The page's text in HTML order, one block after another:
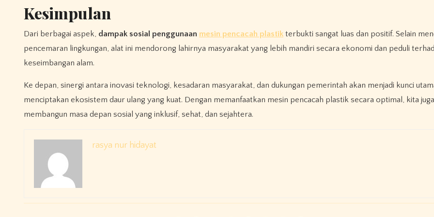
Kesimpulan
Dari berbagai aspek, dampak sosial penggunaan mesin pencacah plastik terbukti sangat luas dan positif. Selain
pencemaran lingkungan, alat ini mendorong lahirnya masyarakat yang lebih mandiri secara ekonomi dan peduli
keseimbangan alam.
Ke depan, sinergi antara inovasi teknologi, kesadaran masyarakat, dan dukungan pemerintah akan menjadi kunci
menciptakan ekosistem daur ulang yang kuat. Dengan memanfaatkan mesin pencacah plastik secara optimal, kita juga
membangun masa depan sosial yang inklusif, sehat, dan sejahtera.
rasya nur hidayat